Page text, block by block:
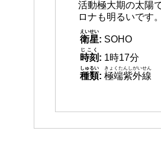
活動極大期の太陽
ロナも明るいです。
衛星
えいせい
: SOHO
時刻
じこく
: 1時17分
種類
しゅるい
: 極端紫外線
きょくたんしがいせん